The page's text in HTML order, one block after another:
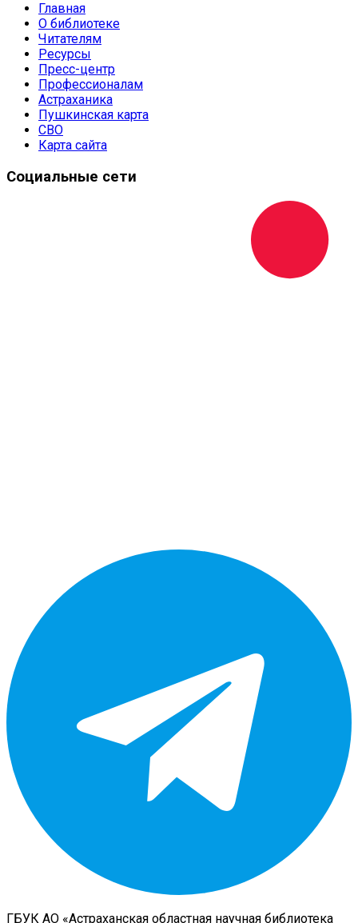
Главная
О библиотеке
Читателям
Ресурсы
Пресс-центр
Профессионалам
Астраханика
Пушкинская карта
СВО
Карта сайта
Социальные сети
ГБУК АО «Астраханская областная научная библиотека